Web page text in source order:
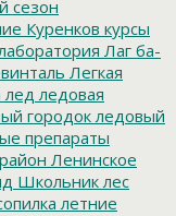
сезон
Куренков курсы
лаборатория Лаг ба-
Легкая
лед ледовая
городок ледовый
препараты
Ленинское
Школьник лес
летние